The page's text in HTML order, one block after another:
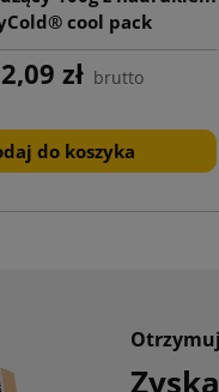
cool pack
2,09 zł brutto
do koszyka